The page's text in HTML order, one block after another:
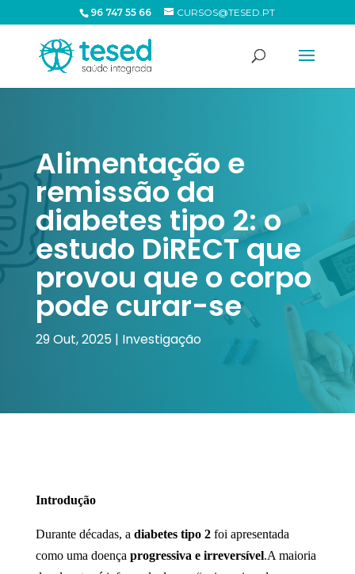
96 747 55 66 CURSOS@TESED.PT
Alimentação e
remissão da
diabetes tipo 2: o
estudo DiRECT que
provou que o corpo
pode curar-se
29 Out, 2025| Investigação
Introdução
Durante décadas, a diabetes tipo 2foi apresentada
como uma doença progressiva e irreversível.A maioria